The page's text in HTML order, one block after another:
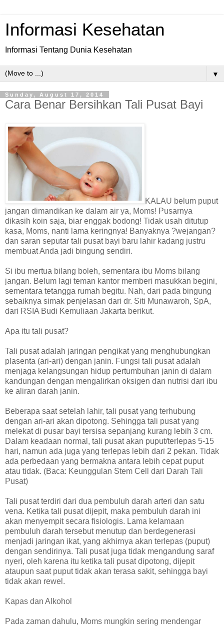
Informasi Kesehatan
Informasi Tentang Dunia Kesehatan
▼
Sunday, August 17, 2014
Cara Benar Bersihkan Tali Pusat Bayi
KALAU belum puput
jangan dimandikan ke dalam air ya, Moms! Pusarnya
dikasih koin saja, biar enggak bodong! Tidak usah ditutup
kasa, Moms, nanti lama keringnya! Banyaknya ?wejangan?
dan saran seputar tali pusat bayi baru lahir kadang justru
membuat Anda jadi bingung sendiri.
Si ibu mertua bilang boleh, sementara ibu Moms bilang
jangan. Belum lagi teman kantor memberi masukkan begini,
sementara tetangga rumah begitu. Nah, dari pada bingung
sebaiknya simak penjelasan dari dr. Siti Munawaroh, SpA,
dari RSIA Budi Kemuliaan Jakarta berikut.
Apa itu tali pusat?
Tali pusat adalah jaringan pengikat yang menghubungkan
plasenta (ari-ari) dengan janin. Fungsi tali pusat adalah
menjaga kelangsungan hidup pertumbuhan janin di dalam
kandungan dengan mengalirkan oksigen dan nutrisi dari ibu
ke aliran darah janin.
Beberapa saat setelah lahir, tali pusat yang terhubung
dengan ari-ari akan dipotong. Sehingga tali pusat yang
melekat di pusar bayi tersisa sepanjang kurang lebih 3 cm.
Dalam keadaan normal, tali pusat akan puput/terlepas 5-15
hari, namun ada juga yang terlepas lebih dari 2 pekan. Tidak
ada perbedaan yang bermakna antara lebih cepat puput
atau tidak. (Baca: Keunggulan Stem Cell dari Darah Tali
Pusat)
Tali pusat terdiri dari dua pembuluh darah arteri dan satu
vena. Ketika tali pusat dijepit, maka pembuluh darah ini
akan menyempit secara fisiologis. Lama kelamaan
pembuluh darah tersebut menutup dan berdegenerasi
menjadi jaringan ikat, yang akhirnya akan terlepas (puput)
dengan sendirinya. Tali pusat juga tidak mengandung saraf
nyeri, oleh karena itu ketika tali pusat dipotong, dijepit
ataupun saat puput tidak akan terasa sakit, sehingga bayi
tidak akan rewel.
Kapas dan Alkohol
Pada zaman dahulu, Moms mungkin sering mendengar